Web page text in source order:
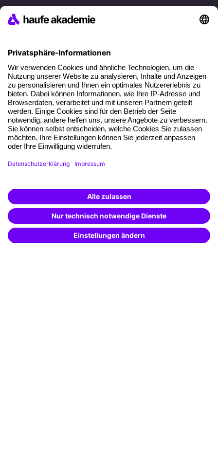
Referenzen
Über unser Angebot
Planungssicherheit
Freie Seminarplätze
Qualitätsstandards
Planung und Locations
Fördermöglichkeiten
Weiterbildungs-App
Besondere Angebote
Potenzialanalyse
Transfercoaching
Weiterbildung finden -
mit KI-Power!
Beschreibe was du suchst und erhalte
passende Weiterbildungen vomKI-Berater
– schnell und treffsicher.